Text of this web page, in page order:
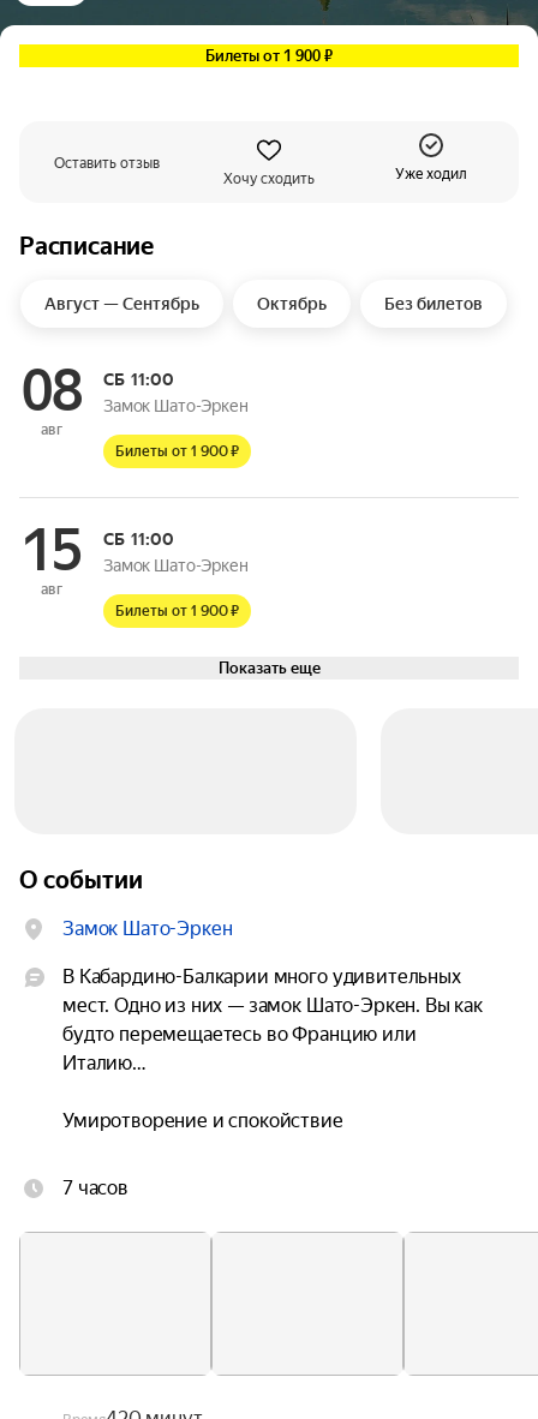
Билеты от 1 900 ₽
Оставить отзыв
Хочу сходить
Уже ходил
Расписание
Август — Сентябрь Октябрь Без билетов
08
авг
СБ11:00
Замок Шато-Эркен
Билеты от 1 900 ₽
15
авг
СБ11:00
Замок Шато-Эркен
Билеты от 1 900 ₽
Показать еще
О событии
Замок Шато-Эркен
В Кабардино-Балкарии много удивительных
мест. Одно из них — замок Шато-Эркен. Вы как
будто перемещаетесь во Францию или
Италию…
Умиротворение и спокойствие
Замок находится в центре озера. Он как бы
спокойствия. Если вам повезёт, то вы сможете
расскажет об этом удивительном месте.
7 часов